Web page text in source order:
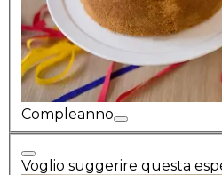
Compleanno
Voglio suggerire questa